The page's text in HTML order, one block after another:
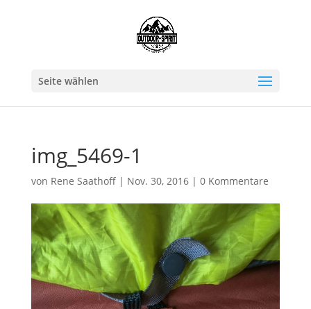
Seite wählen
img_5469-1
von Rene Saathoff| Nov. 30, 2016| 0 Kommentare